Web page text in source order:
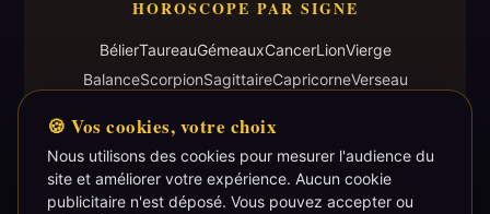
HOROSCOPE PAR SIGNE
BélierTaureauGémeauxCancerLionVierge
BalanceScorpionSagittaireCapricorneVerseau
🍪 Vos cookies, votre choix
Nous utilisons des cookies pour mesurer l'audience du
site et améliorer votre expérience. Aucun cookie
publicitaire n'est déposé. Vous pouvez accepter ou